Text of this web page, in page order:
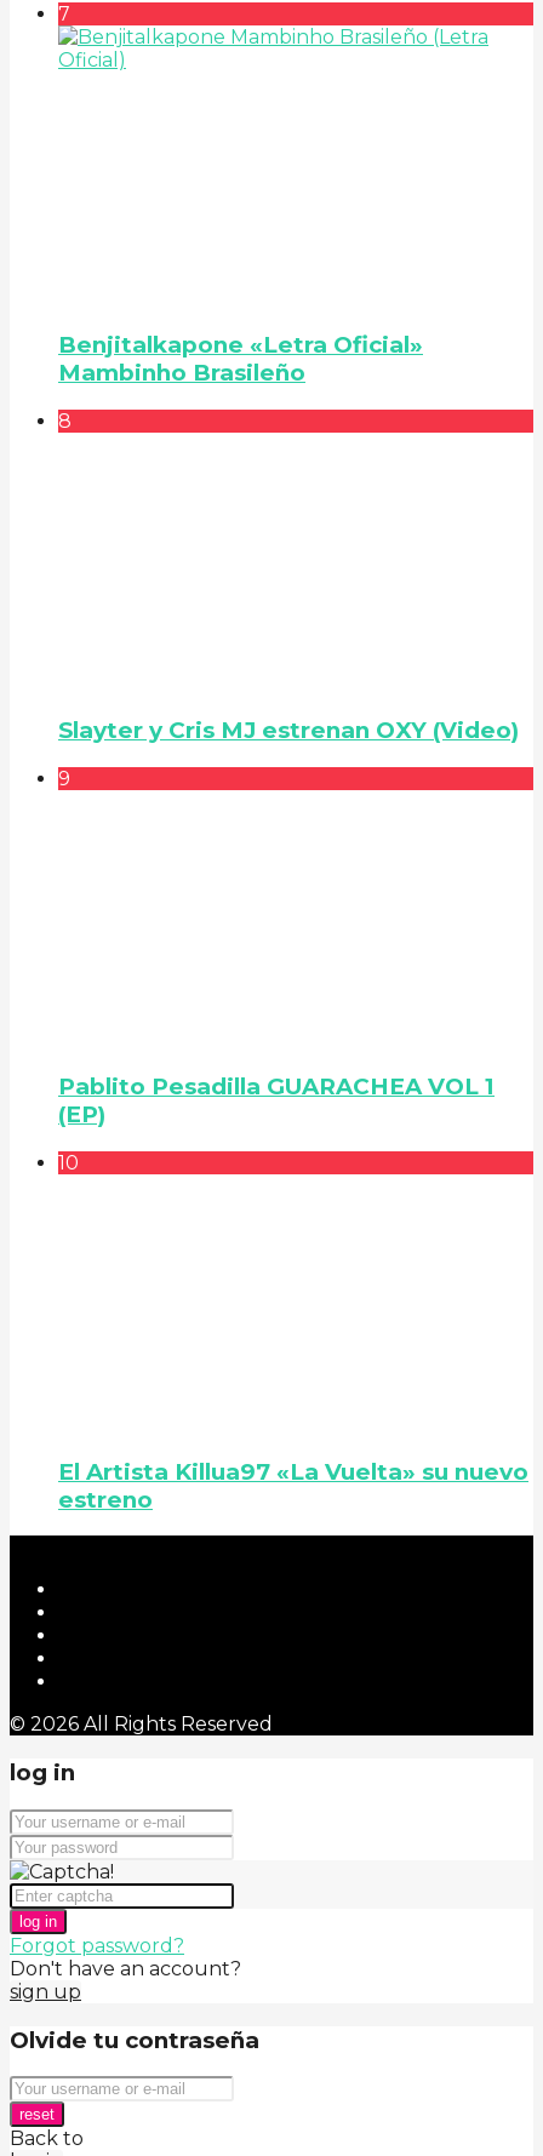
7
Benjitalkapone «Letra Oficial»
Mambinho Brasileño
8
Slayter y Cris MJ estrenan OXY (Video)
9
Pablito Pesadilla GUARACHEA VOL 1
(EP)
10
El Artista Killua97 «La Vuelta» su nuevo
estreno
© 2026 All Rights Reserved
log in
log in
Forgot password?
Don't have an account?
sign up
Olvide tu contraseña
reset
Back to